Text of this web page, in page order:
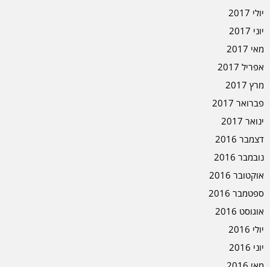
יולי 2017
יוני 2017
מאי 2017
אפריל 2017
מרץ 2017
פברואר 2017
ינואר 2017
דצמבר 2016
נובמבר 2016
אוקטובר 2016
ספטמבר 2016
אוגוסט 2016
יולי 2016
יוני 2016